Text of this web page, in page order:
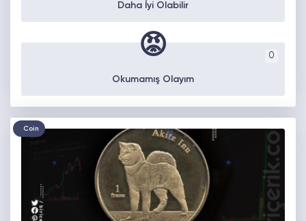
Daha İyi Olabilir
0
😡
Okumamış Olayım
Coin